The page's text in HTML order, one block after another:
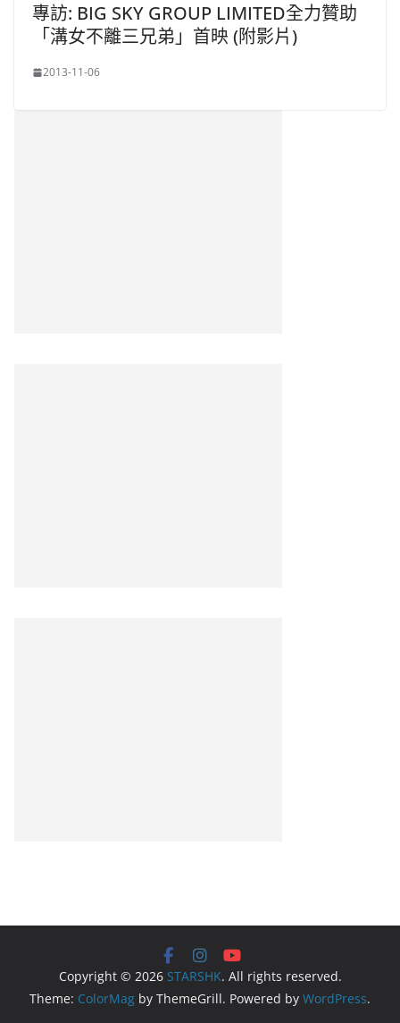
專訪: BIG SKY GROUP LIMITED全力贊助
「溝女不離三兄弟」首映 (附影片)
2013-11-06
Copyright © 2026 STARSHK. All rights reserved.
Theme: ColorMag by ThemeGrill. Powered by WordPress.